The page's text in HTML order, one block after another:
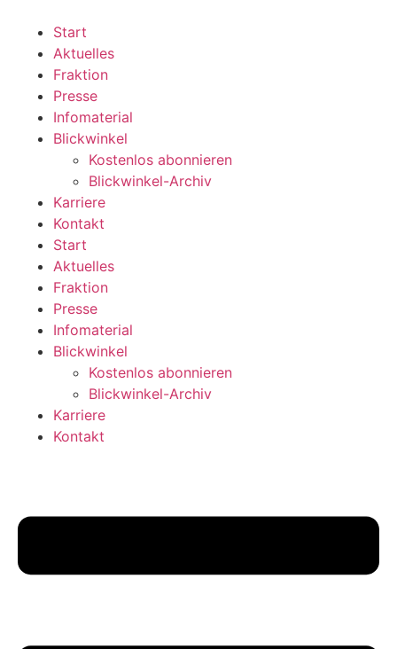
wechseln
Start
Aktuelles
Fraktion
Presse
Infomaterial
Blickwinkel
Kostenlos abonnieren
Blickwinkel-Archiv
Karriere
Kontakt
Start
Aktuelles
Fraktion
Presse
Infomaterial
Blickwinkel
Kostenlos abonnieren
Blickwinkel-Archiv
Karriere
Kontakt